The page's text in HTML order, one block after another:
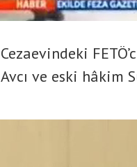
Cezaevindeki
Avcı ve eski hâkim